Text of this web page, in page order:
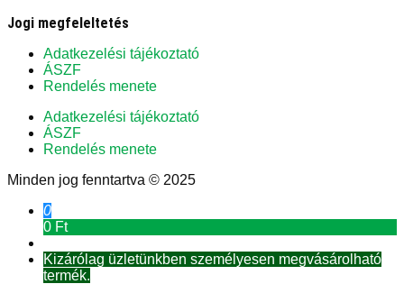
Jogi megfeleltetés
Adatkezelési tájékoztató
ÁSZF
Rendelés menete
Adatkezelési tájékoztató
ÁSZF
Rendelés menete
Minden jog fenntartva © 2025
0
0 Ft
Kizárólag üzletünkben személyesen megvásárolható
termék.